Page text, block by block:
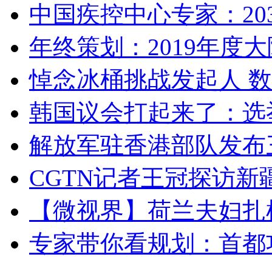
中国疾控中心专家：
年终策划：2019年度
悼念冰桶挑战发起人
韩国议会打起来了：
解放军驻香港部队发
CGTN记者王冠探访新
【微视界】荷兰夫妇
专家带你看规划：首